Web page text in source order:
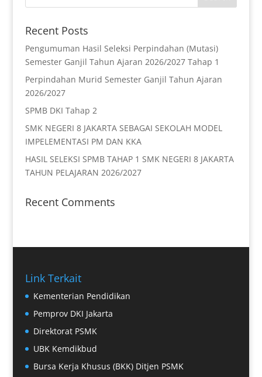
Recent Posts
Pengumuman Hasil Seleksi Perpindahan (Mutasi)
Semester Ganjil Tahun Ajaran 2026/2027 Tahap 1
Perpindahan Murid Semester Ganjil Tahun Ajaran
2026/2027
SPMB DKI Tahap 2
SMK NEGERI 8 JAKARTA SEBAGAI SEKOLAH MODEL
IMPELEMENTASI PM DAN KKA
HASIL SELEKSI SPMB TAHAP 1 SMK NEGERI 8 JAKARTA
TAHUN PELAJARAN 2026/2027
Recent Comments
Link Terkait
Kementerian Pendidikan
Pemprov DKI Jakarta
Direktorat PSMK
UBK Kemdikbud
Bursa Kerja Khusus (BKK) Ditjen PSMK